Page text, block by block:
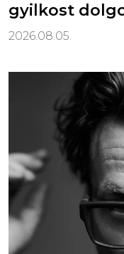
gyilkost
2026.08.05.